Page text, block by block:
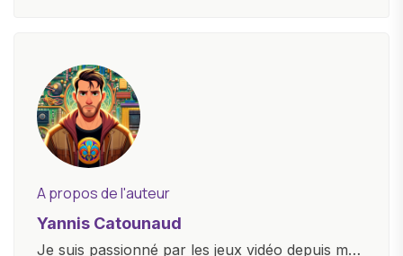
A propos de l'auteur
Yannis Catounaud
Je suis passionné par les jeux vidéo depuis mon